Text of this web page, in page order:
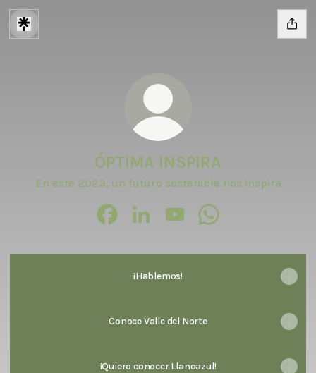
ÓPTIMA INSPIRA
En este 2023, un futuro sostenible nos inspira
¡Hablemos!
Conoce Valle del Norte
¡Quiero conocer Llanoazul!